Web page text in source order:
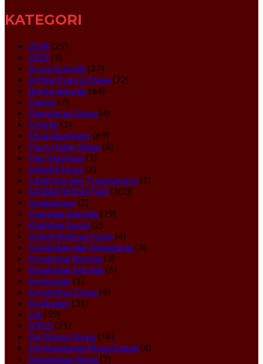
KATEGORI
2024(25)
2025(9)
Acara Sekolah(27)
Artikel Guru & Siswa(72)
Berita Sekolah(64)
Daring(7)
Demokrasi Siswa(4)
Disiplin(1)
Ekstrakurikuler(69)
Gaya Hidup Sehat(8)
Hari Nasional(1)
Inisiatif Siswa(2)
Integritas dan Transparansi(1)
KABAR SMANTAB (103)
Keagamaan(2)
Kegiatan Sekolah(29)
Kegiatan Sosial(2)
Kepemimpinan Siswa(4)
Kesehatan dan Kebugaran(3)
Kesehatan Remaja(3)
Kesehatan Sekolah(6)
Kesiswaan(1)
Kreativitas Siswa(4)
Kurikulum(31)
Lini(39)
MPLS (21)
Partisipasi Siswa(14)
Pembangunan Masa Depan(4)
Pembinaan Siswa(7)